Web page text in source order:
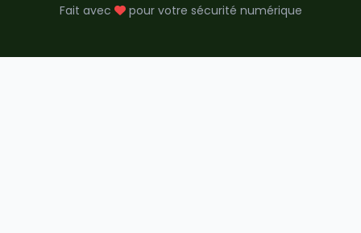
Fait avec
pour votre sécurité numérique